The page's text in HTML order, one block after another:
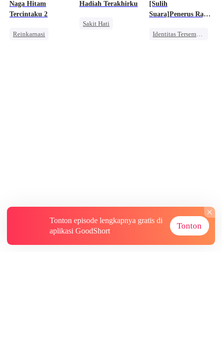
Pasangan Kuat
Benci
Naga Hitam
Tercintaku 2
Reinkarnasi
Hadiah Terakhirku
Sakit Hati
[Sulih
Suara]Penerus Raja
Diremehkan
Identitas Tersembunyi
Tonton episode lengkapnya gratis di
aplikasi GoodShort
Tonton